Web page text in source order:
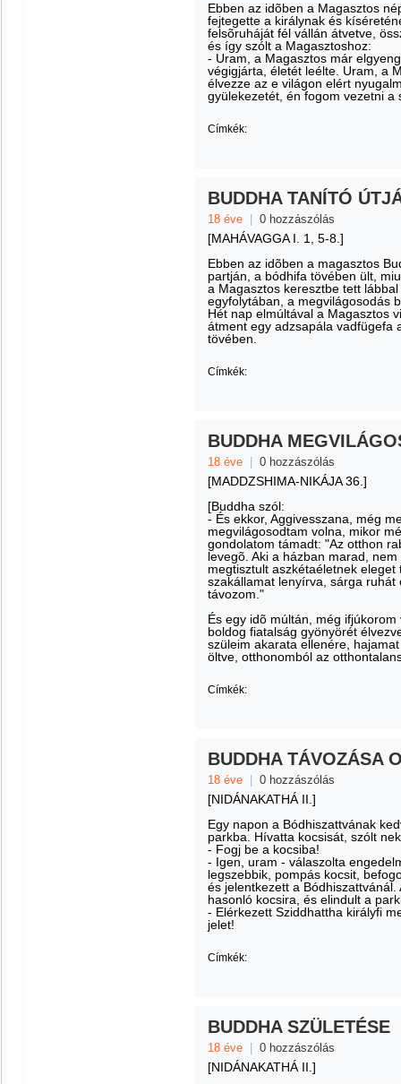
Ebben az idõben a Magasztos
fejtegette a királynak és
felsõruháját fél vállán átvetve,
és így szólt a Magasztoshoz:
- Uram, a Magasztos már
végigjárta, életét leélte. Uram, a
élvezze az e világon elért
gyülekezetét, én fogom vezetni a
Címkék:
BUDDHA TANÍTÓ
18 éve 0 hozzászólás
[MAHÁVAGGA I. 1, 5-8.]
Ebben az idõben a magasztos
partján, a bódhifa tövében ült,
a Magasztos keresztbe tett
egyfolytában, a megvilágosodás
Hét nap elmúltával a Magasztos
átment egy adzsapála vadfügefa
tövében.
Címkék:
BUDDHA
18 éve 0 hozzászólás
[MADDZSHIMA-NIKÁJA 36.]
[Buddha szól:
- És ekkor, Aggivesszana, még
megvilágosodtam volna, mikor
gondolatom támadt: "Az otthon
levegõ. Aki a házban marad,
megtisztult aszkétaéletnek
szakállamat lenyírva, sárga
távozom."
És egy idõ múltán, még
boldog fiatalság gyönyörét
szüleim akarata ellenére,
öltve, otthonomból az
Címkék:
BUDDHA TÁVOZÁSA
18 éve 0 hozzászólás
[NIDÁNAKATHÁ II.]
Egy napon a Bódhiszattvának
parkba. Hívatta kocsisát, szólt
- Fogj be a kocsiba!
- Igen, uram - válaszolta
legszebbik, pompás kocsit,
és jelentkezett a
hasonló kocsira, és elindult a
- Elérkezett Sziddhattha királyfi
jelet!
Címkék:
BUDDHA SZÜLETÉSE
18 éve 0 hozzászólás
[NIDÁNAKATHÁ II.]